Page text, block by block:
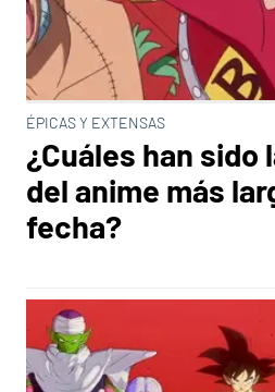
ÉPICAS Y EXTENSAS
¿Cuáles han sido
del anime más
fecha?